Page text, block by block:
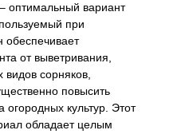
оптимальный вариант
при
обеспечивает
от выветривания,
сорняков,
повысить
огородных культур. Этот
обладает целым